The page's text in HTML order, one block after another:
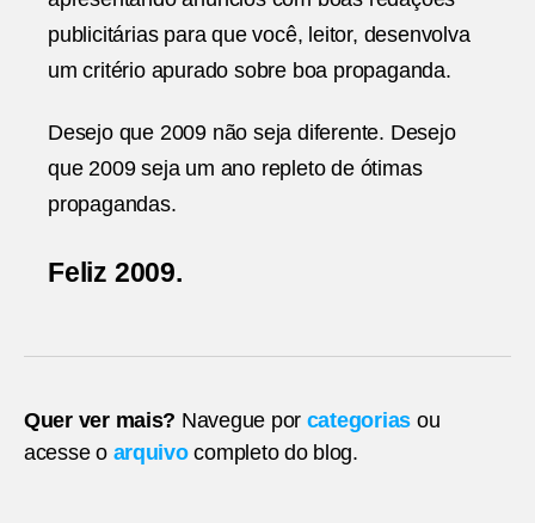
publicitárias para que você, leitor, desenvolva
um critério apurado sobre boa propaganda.
Desejo que 2009 não seja diferente. Desejo
que 2009 seja um ano repleto de ótimas
propagandas.
Feliz 2009.
Quer ver mais? Navegue por categorias ou
acesse o arquivocompleto do blog.